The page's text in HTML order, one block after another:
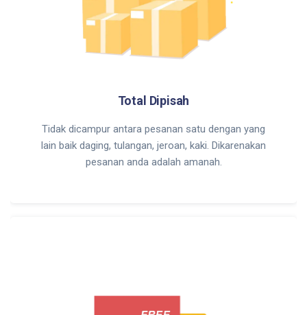
Total Dipisah
Tidak dicampur antara pesanan satu dengan yang
lain baik daging, tulangan, jeroan, kaki. Dikarenakan
pesanan anda adalah amanah.